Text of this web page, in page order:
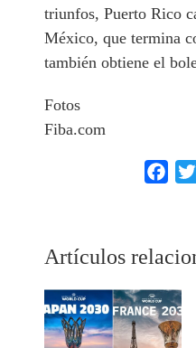
triunfos, Puerto Rico
México, que termina
también obtiene el
Fotos
Fiba.com
Artículos